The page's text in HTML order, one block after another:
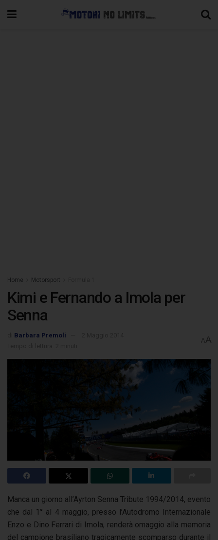
Home Motorsport
Kimi e Fernando a Imola per
Senna
Barbara Premoli
AA
Manca un giorno all’Ayrton Senna Tribute 1994/2014, evento
che dal 1° al 4 maggio, presso l’Autodromo Internazionale
Enzo e Dino Ferrari di Imola, renderà omaggio alla memoria
del campione brasiliano tragicamente scomparso durante il